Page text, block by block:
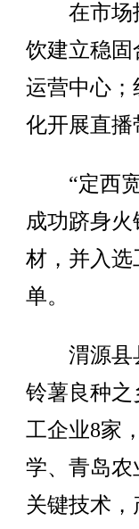
在市场拓
饮建立稳
运营中心；
化开展直播
“定西宽
成功跻身火
材，并入选
单。
渭源县县
铃薯良种之
工企业8家
学、青岛农
关键技术